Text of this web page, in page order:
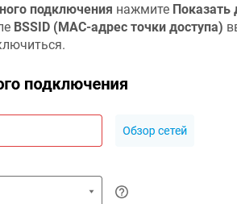
подключения нажмите Показать
BSSID (MAC-адрес точки доступа)